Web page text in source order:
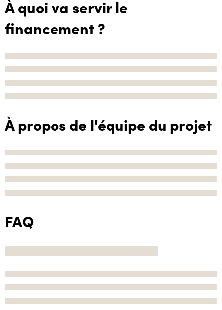
À quoi va servir le
financement ?
À propos de l'équipe du projet
FAQ